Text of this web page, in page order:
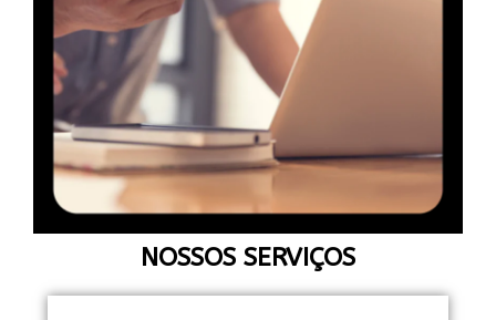
NOSSOS SERVIÇOS